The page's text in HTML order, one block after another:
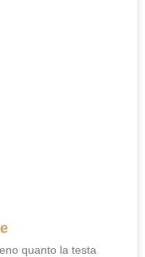
quanto la testa